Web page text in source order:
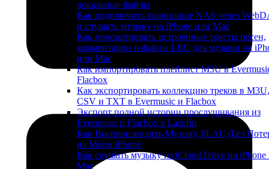
локальные файлы
Как подключить хранилище NAS через
и слушать музыку на iPhone или Mac
Как просматривать встроенные тексты песен,
комментарии и файлы LRC для музыки на
или Mac
Как импортировать плейлист M3U в
Flacbox
Как экспортировать коллекцию треков в M3U,
CSV и TXT в Evermusic и Flacbox
Экспорт полной истории прослушивания из
Evermusic и Flacbox в Last.fm
Как Воспроизводить Музыку FLAC (Без
на Моём iPhone
Как слушать музыку из iCloud Drive на iPhone
Mac